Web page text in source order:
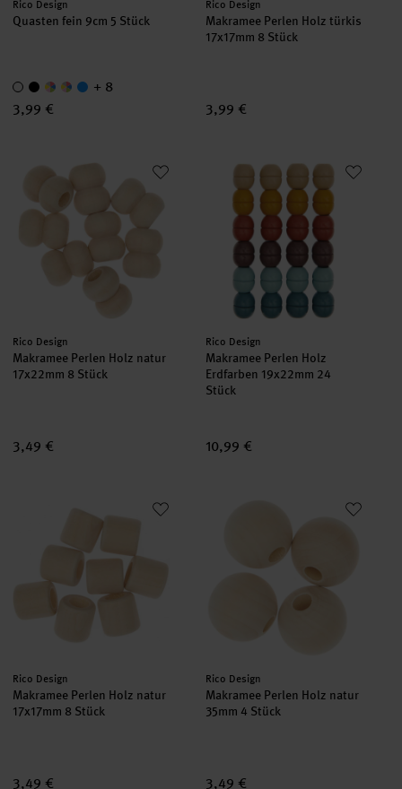
Hersteller:
Rico Design
Quasten fein 9cm 5 Stück
+ 8
3,99 €
Hersteller:
Rico Design
Makramee Perlen Holz türkis
17x17mm 8 Stück
3,99 €
Makramee Perlen Holz natur 17x22mm 8 Stück
Hersteller:
Rico Design
Makramee Perlen Holz natur
17x22mm 8 Stück
3,49 €
Makramee Perlen Holz
Hersteller:
Rico Design
Makramee Perlen Holz
Erdfarben 19x22mm 24
Stück
10,99 €
Makramee Perlen Holz natur 17x17mm 8 Stück
Hersteller:
Rico Design
Makramee Perlen Holz natur
17x17mm 8 Stück
3,49 €
Makramee Perlen Holz natur
Hersteller:
Rico Design
Makramee Perlen Holz natur
35mm 4 Stück
3,49 €